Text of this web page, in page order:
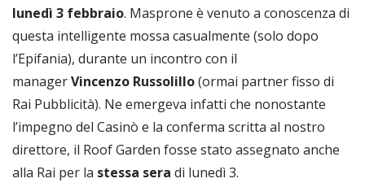
lunedì 3 febbraio. Masprone è venuto a conoscenza di
questa intelligente mossa casualmente (solo dopo
l’Epifania), durante un incontro con il
managerVincenzo Russolillo(ormai partner fisso di
Rai Pubblicità). Ne emergeva infatti che nonostante
l’impegno del Casinò e la conferma scritta al nostro
direttore, il Roof Garden fosse stato assegnato anche
alla Rai per la stessa sera di lunedì 3.